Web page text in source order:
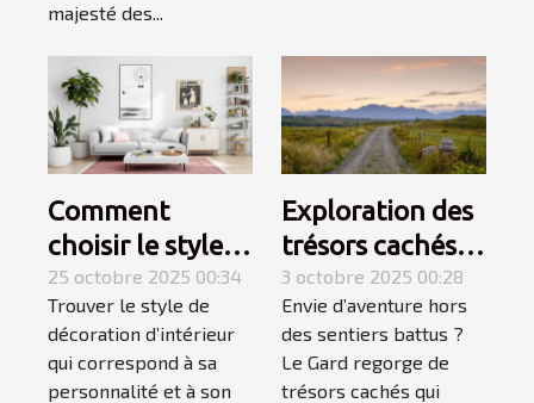
majesté des...
Comment
choisir le style
de décoration
d'intérieur qui
vous correspond
?
25 octobre 2025 00:34
Trouver le style de
décoration d’intérieur
qui correspond à sa
personnalité et à son
Exploration des
trésors cachés
du Gard :
itinéraires
méconnus ?
3 octobre 2025 00:28
Envie d’aventure hors
des sentiers battus ?
Le Gard regorge de
trésors cachés qui